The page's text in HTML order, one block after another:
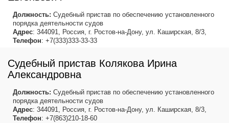
Должность: Судебный пристав по обеспечению установленного
порядка деятельности судов
Адрес: 344091, Россия, г. Ростов-на-Дону, ул. Каширская, 8/3,
Телефон: +7(333)333-33-33
Судебный пристав Колякова Ирина
Александровна
Должность: Судебный пристав по обеспечению установленного
порядка деятельности судов
Адрес: 344091, Россия, г. Ростов-на-Дону, ул. Каширская, 8/3,
Телефон: +7(863)210-18-60